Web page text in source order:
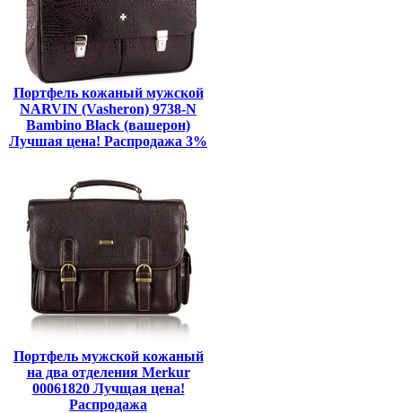
Портфель кожаный мужской
NARVIN (Vasheron) 9738-N
Bambino Black (вашерон)
Лучшая цена! Распродажа 3%
Портфель мужской кожаный
на два отделения Merkur
00061820 Лучщая цена!
Распродажа